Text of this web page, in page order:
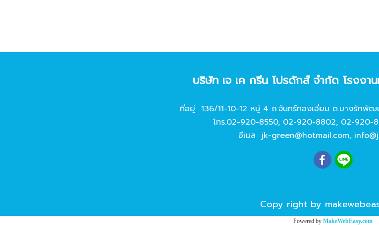
บริษัท เจ เค กรีน โปรดักส์ จํากัด โรงง
ที่อยู่ 136/11-10-12 หมู่ 4 ถ.จันทร์ทองเอี่ยม ต.บางรักพัฒ
โทร.02-920-8550, 02-920-8802, 02-920-
อีเมล jk-green@hotmail.com,
Copy right by
Powered by MakeWebEasy.com